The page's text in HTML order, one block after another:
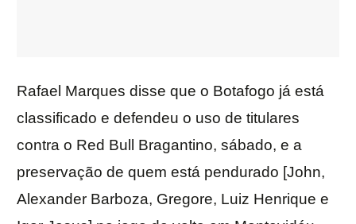
Rafael Marques disse que o Botafogo já está
classificado e defendeu o uso de titulares
contra o Red Bull Bragantino, sábado, e a
preservação de quem está pendurado [John,
Alexander Barboza, Gregore, Luiz Henrique e